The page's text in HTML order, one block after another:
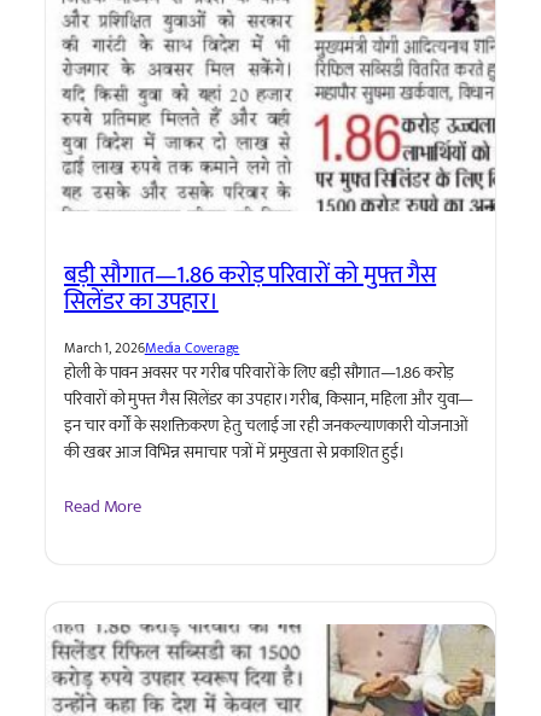
बड़ी सौगात—1.86 करोड़ परिवारों को मुफ्त गैस
सिलेंडर का उपहार।
March 1, 2026Media Coverage
होली के पावन अवसर पर गरीब परिवारों के लिए बड़ी सौगात—1.86 करोड़
परिवारों को मुफ्त गैस सिलेंडर का उपहार। गरीब, किसान, महिला और युवा—
इन चार वर्गों के सशक्तिकरण हेतु चलाई जा रही जनकल्याणकारी योजनाओं
की खबर आज विभिन्न समाचार पत्रों में प्रमुखता से प्रकाशित हुई।
Read More